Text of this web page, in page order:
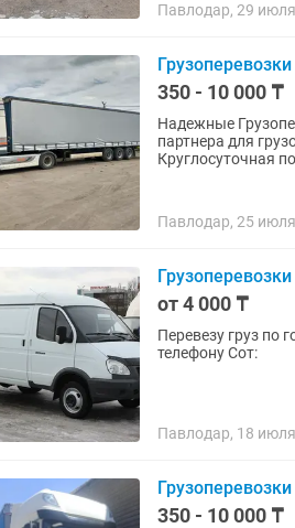
Павлодар, 29 июля
350 - 10 000 ₸
Надежные
партнера для грузоперевозок? Наша компания - ваш
Круглосуточная
Павлодар, 25 июля
от 4 000 ₸
Перевезу груз по городу, доставка. Газель
телефону Сот:
Павлодар, 18 июля
350 - 10 000 ₸